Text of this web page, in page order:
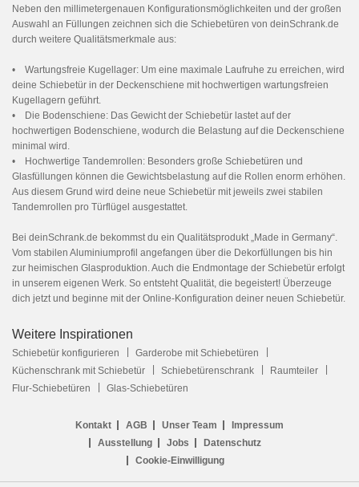
Neben den millimetergenauen Konfigurationsmöglichkeiten und der großen
Auswahl an Füllungen zeichnen sich die Schiebetüren von deinSchrank.de
durch weitere Qualitätsmerkmale aus:
• Wartungsfreie Kugellager: Um eine maximale Laufruhe zu erreichen, wird
deine Schiebetür in der Deckenschiene mit hochwertigen wartungsfreien
Kugellagern geführt.
• Die Bodenschiene: Das Gewicht der Schiebetür lastet auf der
hochwertigen Bodenschiene, wodurch die Belastung auf die Deckenschiene
minimal wird.
• Hochwertige Tandemrollen: Besonders große Schiebetüren und
Glasfüllungen können die Gewichtsbelastung auf die Rollen enorm erhöhen.
Aus diesem Grund wird deine neue Schiebetür mit jeweils zwei stabilen
Tandemrollen pro Türflügel ausgestattet.
Bei deinSchrank.de bekommst du ein Qualitätsprodukt „Made in Germany“.
Vom stabilen Aluminiumprofil angefangen über die Dekorfüllungen bis hin
zur heimischen Glasproduktion. Auch die Endmontage der Schiebetür erfolgt
in unserem eigenen Werk. So entsteht Qualität, die begeistert! Überzeuge
dich jetzt und beginne mit der Online-Konfiguration deiner neuen Schiebetür.
Weitere Inspirationen
Schiebetür konfigurieren
Garderobe mit Schiebetüren
Küchenschrank mit Schiebetür
Schiebetürenschrank
Raumteiler
Flur-Schiebetüren
Glas-Schiebetüren
Kontakt AGB Unser Team
Impressum
Ausstellung
Jobs
Datenschutz
Cookie-Einwilligung